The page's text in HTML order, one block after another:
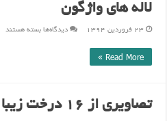
لاله های واژگون
۲۳ فروردین ۱۳۹۴ دیدگاه‌هابرای
بسته هستند
Read More »
تصاویری از ۱۶ درخت زیبا در جهان